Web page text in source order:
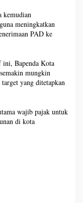
kemudian
meningkatkan
PAD ke
ini, Bapenda Kota
mungkin
yang ditetapkan
wajib pajak untuk
di kota